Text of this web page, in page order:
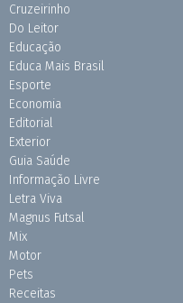
Cruzeirinho
Do Leitor
Educação
Educa Mais Brasil
Esporte
Economia
Editorial
Exterior
Guia Saúde
Informação Livre
Letra Viva
Magnus Futsal
Mix
Motor
Pets
Receitas